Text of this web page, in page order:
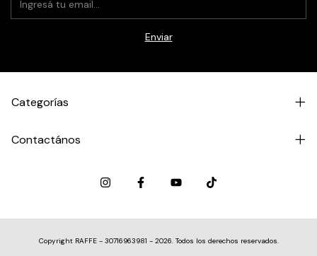
Categorías
Contactános
Copyright RAFFE - 30716963981 - 2026. Todos los derechos reservados.